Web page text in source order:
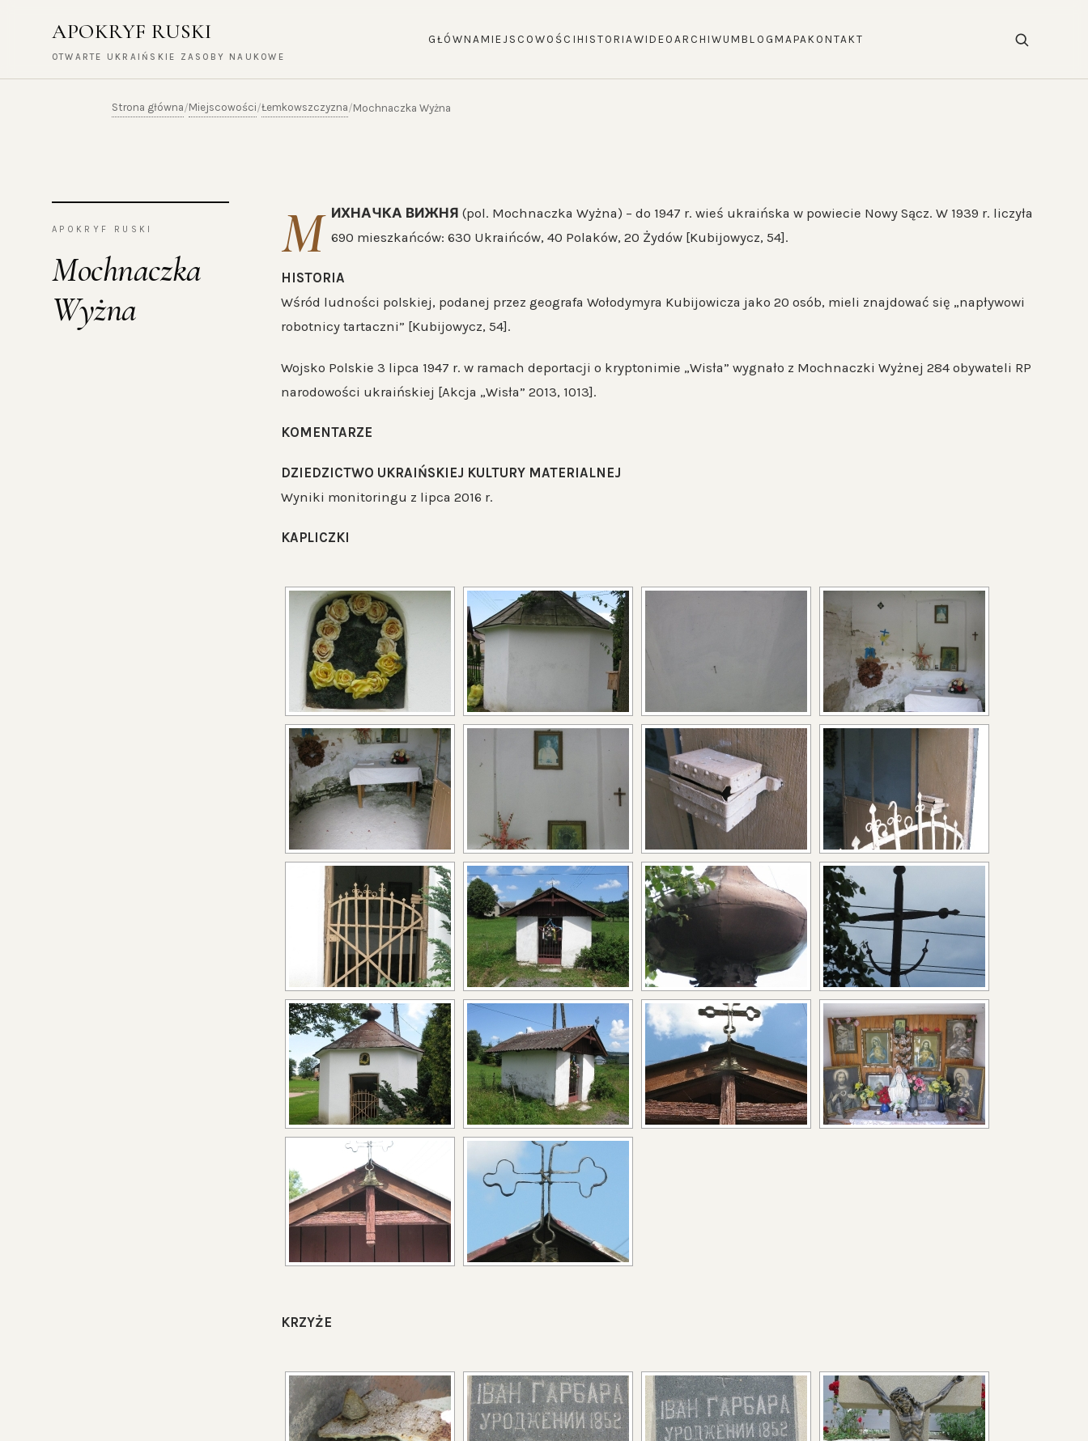
APOKRYF RUSKI
OTWARTE UKRAIŃSKIE ZASOBY NAUKOWE
GŁÓWNAMIEJSCOWOŚCI HISTORIA WIDEOARCHIWUMBLOG MAPA KONTAKT
Strona główna/Miejscowości/Łemkowszczyzna/Mochnaczka Wyżna
APOKRYF RUSKI
Mochnaczka
Wyżna
М ИХНАЧКА ВИЖНЯ(pol. Mochnaczka Wyżna) – do 1947 r. wieś ukraińska w powiecie Nowy Sącz. W 1939 r. liczyła
690 mieszkańców: 630 Ukraińców, 40 Polaków, 20 Żydów [Kubijowycz, 54].
HISTORIA
Wśród ludności polskiej, podanej przez geografa Wołodymyra Kubijowicza jako 20 osób, mieli znajdować się „napływowi
robotnicy tartaczni” [Kubijowycz, 54].
Wojsko Polskie 3 lipca 1947 r. w ramach deportacji o kryptonimie „Wisła” wygnało z Mochnaczki Wyżnej 284 obywateli RP
narodowości ukraińskiej [Akcja „Wisła” 2013, 1013].
KOMENTARZE
DZIEDZICTWO UKRAIŃSKIEJ KULTURY MATERIALNEJ
Wyniki monitoringu z lipca 2016 r.
KAPLICZKI
KRZYŻE